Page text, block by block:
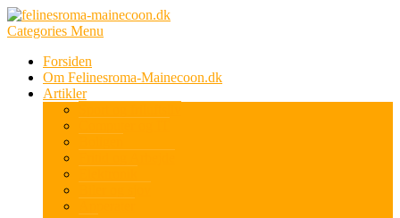
Categories Menu
Forsiden
Om Felinesroma-Mainecoon.dk
Artikler